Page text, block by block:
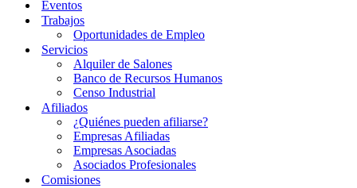
Eventos
Trabajos
Oportunidades de Empleo
Servicios
Alquiler de Salones
Banco de Recursos Humanos
Censo Industrial
Afiliados
¿Quiénes pueden afiliarse?
Empresas Afiliadas
Empresas Asociadas
Asociados Profesionales
Comisiones